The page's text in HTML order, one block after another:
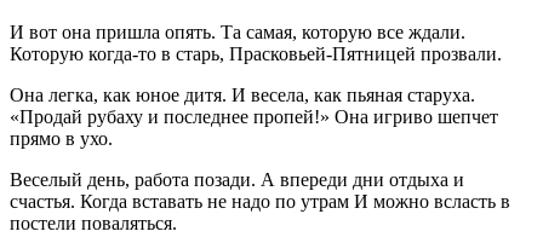
И вот она пришла опять. Та самая, которую все ждали.
Которую когда-то в старь, Прасковьей-Пятницей прозвали.
Она легка, как юное дитя. И весела, как пьяная старуха.
«Продай рубаху и последнее пропей!» Она игриво шепчет
прямо в ухо.
Веселый день, работа позади. А впереди дни отдыха и
счастья. Когда вставать не надо по утрам И можно всласть в
постели поваляться.